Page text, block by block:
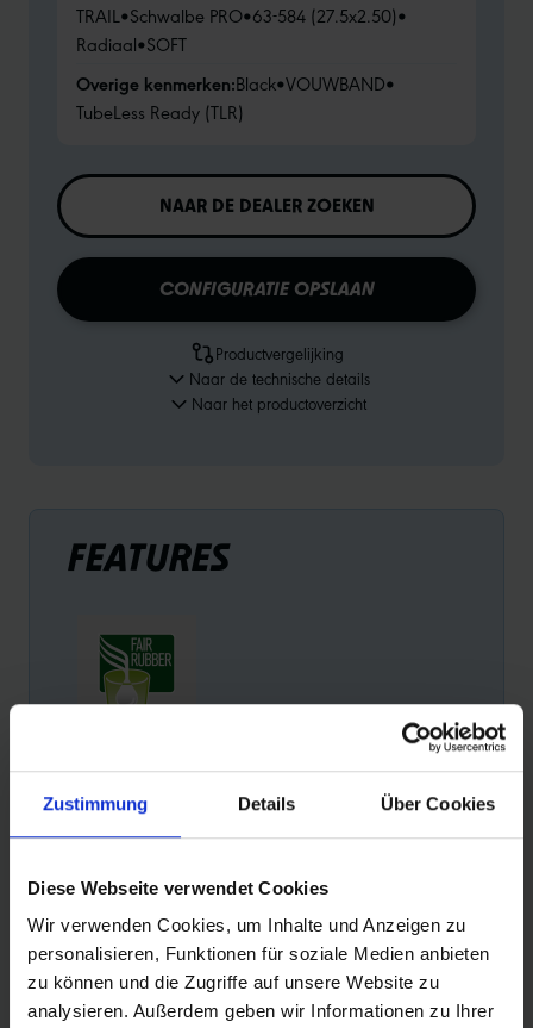
Zustimmung Details Über Cookies
Diese Webseite verwendet Cookies
Wir verwenden Cookies, um Inhalte und Anzeigen zu
personalisieren, Funktionen für soziale Medien anbieten
zu können und die Zugriffe auf unsere Website zu
analysieren. Außerdem geben wir Informationen zu Ihrer
TRAIL •Schwalbe PRO•63-584 (27.5x2.50)•
Radiaal•SOFT
Overige kenmerken:Black•VOUWBAND•
TubeLess Ready (TLR)
NAAR DE DEALER ZOEKEN
CONFIGURATIE OPSLAAN
Productvergelijking
Naar de technische details
Naar het productoverzicht
FEATURES
FAIR RUBBER
Schwalbe is de eerste bandenfabrikant die fairtrade
rubber gebruikt. Voor elke kilo band wordt een Fair
van kleine producenten en hun families te verbeteren.
PRODUCTINFORMATIE